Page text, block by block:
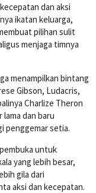
dan aksi
ikatan keluarga,
pilihan sulit
menjaga timnya
menampilkan bintang
Gibson, Ludacris,
Charlize Theron
dan baru
penggemar setia.
untuk
yang lebih besar,
gila dari
aksi dan kecepatan.